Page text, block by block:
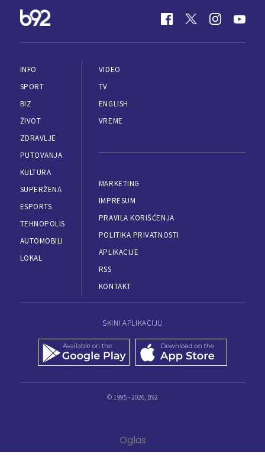
INFO
SPORT
BIZ
ŽIVOT
ZDRAVLJE
PUTOVANJA
KULTURA
SUPERŽENA
ESPORTS
TEHNOPOLIS
AUTOMOBILI
LOKAL
VIDEO
TV
ENGLISH
VREME
MARKETING
IMPRESUM
PRAVILA KORIŠĆENJA
POLITIKA PRIVATNOSTI
APLIKACIJE
RSS
KONTAKT
SKINI APLIKACIJU
© 1995 - 2026, B92